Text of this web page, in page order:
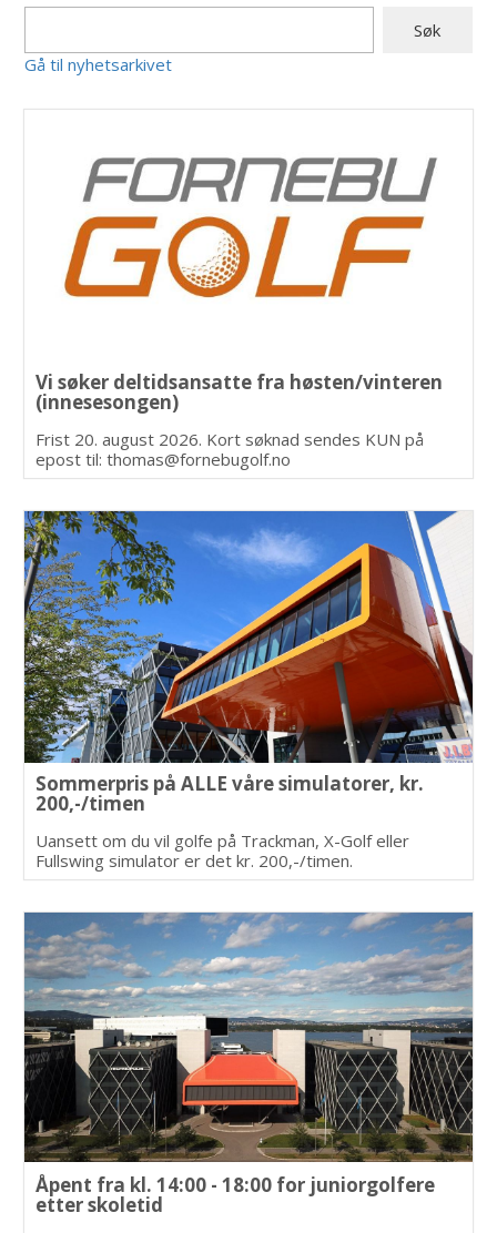
Gå til nyhetsarkivet
Vi søker deltidsansatte fra høsten/vinteren
(innesesongen)
Frist 20. august 2026. Kort søknad sendes KUN på
epost til: thomas@fornebugolf.no
Sommerpris på ALLE våre simulatorer, kr.
200,-/timen
Uansett om du vil golfe på Trackman, X-Golf eller
Fullswing simulator er det kr. 200,-/timen.
Åpent fra kl. 14:00 - 18:00 for juniorgolfere
etter skoletid